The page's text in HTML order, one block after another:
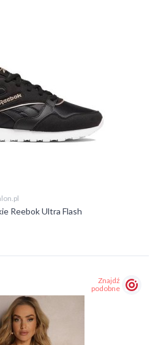
Reebok Ultra Flash
Znajdź
podobne